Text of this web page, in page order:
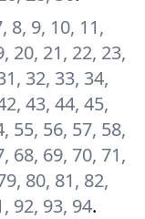
8, 9, 10, 11,
20, 21, 22, 23,
32, 33, 34,
43, 44, 45,
55, 56, 57, 58,
68, 69, 70, 71,
80, 81, 82,
92, 93, 94.